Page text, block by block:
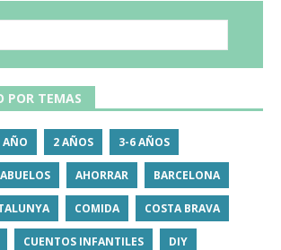
POR TEMAS
AÑO 2 AÑOS 3-6 AÑOS
ABUELOS AHORRAR BARCELONA
COMIDA COSTA BRAVA
CUENTOS INFANTILES DIY